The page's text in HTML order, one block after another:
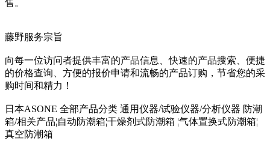
售。
藤野服务宗旨
向每一位访问者提供丰富的产品信息、快速的产品搜索、便捷
的价格查询、方便的报价申请和流畅的产品订购，节省您的采
购时间和精力！
日本ASONE 全部产品分类 通用仪器/试验仪器/分析仪器 防潮
箱/相关产品¦自动防潮箱¦干燥剂式防潮箱 ¦气体置换式防潮箱¦
真空防潮箱